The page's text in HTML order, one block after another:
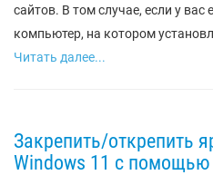
сайтов. В том случае, если у вас
компьютер, на котором
Читать далее...
Закрепить/открепить
Windows 11 с помощью